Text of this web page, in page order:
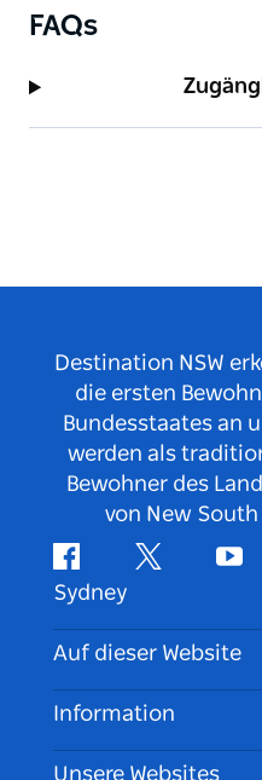
FAQs
Destination NSW
die ersten
Bundesstaates an
werden als
Bewohner des
von New
FacebookTwitter
Sydney
Kontaktieren Sie uns
Haftungsausschluss
Auf dieser Website
Reiseziele
Aktivitäten
Information
Reiseinformationen
Unsere Websites